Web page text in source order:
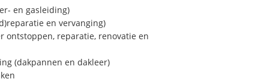
en gasleiding)
en vervanging)
ontstoppen, reparatie, renovatie en
(dakpannen en dakleer)